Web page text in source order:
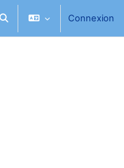
Activer/désactiver la saisie
Connexion